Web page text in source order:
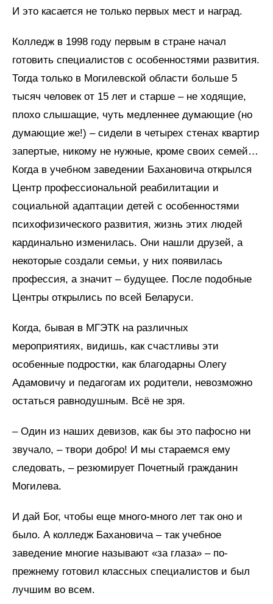
И это касается не только первых мест и наград.
Колледж в 1998 году первым в стране начал
готовить специалистов с особенностями развития.
Тогда только в Могилевской области больше 5
тысяч человек от 15 лет и старше – не ходящие,
плохо слышащие, чуть медленнее думающие (но
думающие же!) – сидели в четырех стенах квартир
запертые, никому не нужные, кроме своих семей…
Когда в учебном заведении Бахановича открылся
Центр профессиональной реабилитации и
социальной адаптации детей с особенностями
психофизического развития, жизнь этих людей
кардинально изменилась. Они нашли друзей, а
некоторые создали семьи, у них появилась
профессия, а значит – будущее. После подобные
Центры открылись по всей Беларуси.
Когда, бывая в МГЭТК на различных
мероприятиях, видишь, как счастливы эти
особенные подростки, как благодарны Олегу
Адамовичу и педагогам их родители, невозможно
остаться равнодушным. Всё не зря.
– Один из наших девизов, как бы это пафосно ни
звучало, – твори добро! И мы стараемся ему
следовать, – резюмирует Почетный гражданин
Могилева.
И дай Бог, чтобы еще много-много лет так оно и
было. А колледж Бахановича – так учебное
заведение многие называют «за глаза» – по-
прежнему готовил классных специалистов и был
лучшим во всем.